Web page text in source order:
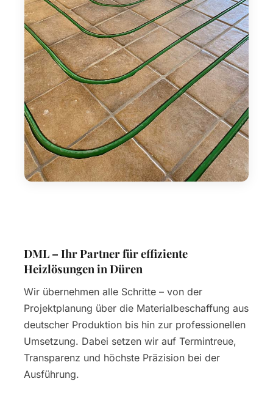
DML – Ihr Partner für effiziente
Heizlösungen in Düren
Wir übernehmen alle Schritte – von der
Projektplanung über die Materialbeschaffung aus
deutscher Produktion bis hin zur professionellen
Umsetzung. Dabei setzen wir auf Termintreue,
Transparenz und höchste Präzision bei der
Ausführung.